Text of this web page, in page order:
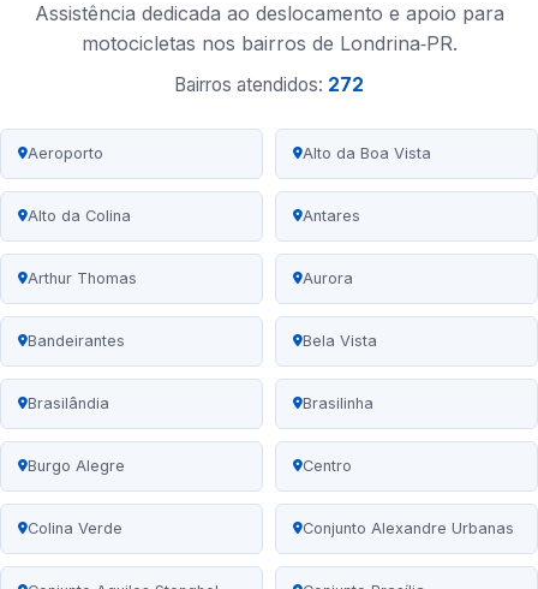
Assistência dedicada ao deslocamento e apoio para
motocicletas nos bairros de Londrina‑PR.
Bairros atendidos: 272
Aeroporto Alto da Boa Vista
Alto da Colina Antares
Arthur Thomas Aurora
Bandeirantes Bela Vista
Brasilândia Brasilinha
Burgo Alegre Centro
Colina Verde Conjunto Alexandre Urbanas